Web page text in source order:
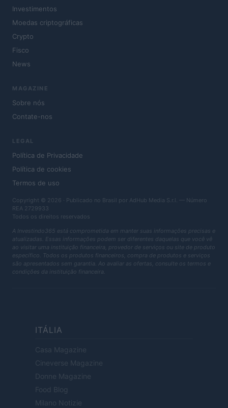
Investimentos
Moedas criptográficas
Crypto
Fisco
News
MAGAZINE
Sobre nós
Contate-nos
LEGAL
Política de Privacidade
Política de cookies
Termos de uso
Copyright © 2026 · Publicado no Brasil por AdHub Media S.r.l. — Número
REA 2729933
Todos os direitos reservados
A Investindo365 está comprometida em manter suas informações precisas e
atualizadas. Essas informações podem ser diferentes daquelas que você vê
ao visitar uma instituição financeira, provedor de serviços ou site de produto
específico. Todos os produtos financeiros, compra de produtos e serviços
são apresentados sem garantia. Ao avaliar as ofertas, consulte os termos e
condições da instituição financeira.
ITÁLIA
Casa Magazine
Cineverse Magazine
Donne Magazine
Food Blog
Milano Notizie